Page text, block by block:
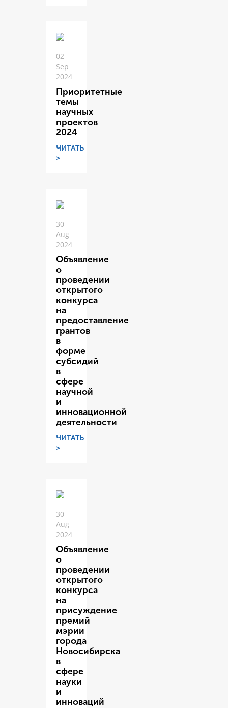
02
Sep
2024
Приоритетные
темы
научных
проектов
2024
ЧИТАТЬ
>
30
Aug
2024
Объявление
о
проведении
открытого
конкурса
на
предоставление
грантов
в
форме
субсидий
в
сфере
научной
и
инновационной
деятельности
ЧИТАТЬ
>
30
Aug
2024
Объявление
о
проведении
открытого
конкурса
на
присуждение
премий
мэрии
города
Новосибирска
в
сфере
науки
и
инноваций